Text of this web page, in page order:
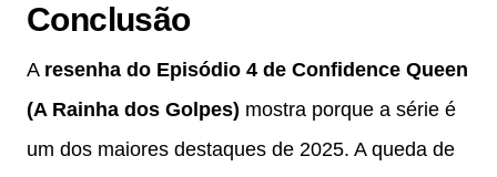
Conclusão
A resenha do Episódio 4 de Confidence Queen
(A Rainha dos Golpes) mostra porque a série é
um dos maiores destaques de 2025. A queda de